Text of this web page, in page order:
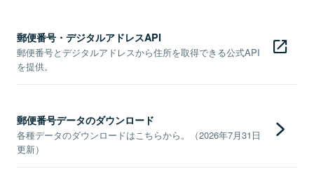
郵便番号・デジタルアドレスAPI
郵便番号とデジタルアドレスから住所を取得できる公式API
を提供。
郵便番号データのダウンロード
各種データのダウンロードはこちらから。（2026年7月31日
更新）